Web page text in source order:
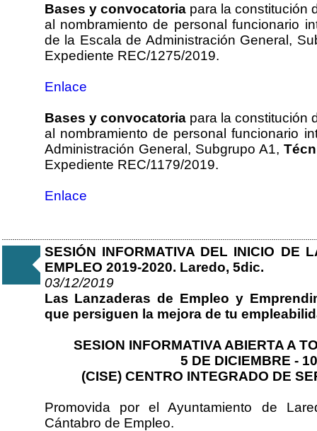
Bases y convocatoriapara la constitución
al nombramiento de personal funcionario
de la Escala de Administración General,
Expediente REC/1275/2019.
Enlace
Bases y convocatoriapara la constitución
al nombramiento de personal funcionario
Administración General, Subgrupo A1,
Expediente REC/1179/2019.
Enlace
SESIÓN INFORMATIVA DEL INICIO DE
EMPLEO 2019-2020. Laredo, 5dic.
03/12/2019
Las Lanzaderas de Empleo y
que persiguen la mejora de tu
SESION INFORMATIVA ABIERTA A
5 DE DICIEMBRE -
(CISE) CENTRO INTEGRADO DE
Promovida por el Ayuntamiento de
Cántabro de Empleo.